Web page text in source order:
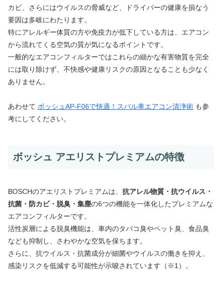
カビ、さらにはウイルスの脅威など、ドライバーの健康を損なう
要因は多岐にわたります。
特にアレルギー体質の方や免疫力が低下している方は、エアコン
から流れてくる空気の質が気になるポイントです。
一般的なエアコンフィルターではこれらの細かな有害物質を完全
には取り除けず、不快感や健康リスクの原因となることも少なく
ありません。
あわせて ボッシュAP-F06で快適！スバル車エアコン清浄術 も参
考にしてください。
ボッシュ アエリストプレミアムの特徴
BOSCHのアエリストプレミアムは、 抗アレル物質・抗ウイルス・
抗菌・防カビ・脱臭・集塵の6つの機能を一体化したプレミアムな
エアコンフィルターです。
活性炭層による脱臭機能は、車内のタバコ臭やペット臭、食品臭
なども抑制し、さわやかな空気を保ちます。
さらに、抗ウイルス・抗菌成分が細菌やウイルスの働きを抑え、
感染リスクを低減する可能性が示唆されています（※1）。